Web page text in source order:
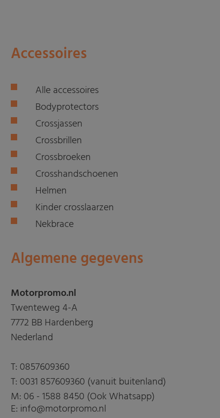
Accessoires
Alle accessoires
Bodyprotectors
Crossjassen
Crossbrillen
Crossbroeken
Crosshandschoenen
Helmen
Kinder crosslaarzen
Nekbrace
Algemene gegevens
Motorpromo.nl
Twenteweg 4-A
7772 BB Hardenberg
Nederland
T: 0857609360
T: 0031 857609360 (vanuit buitenland)
M: 06 - 1588 8450 (Ook Whatsapp)
E: info@motorpromo.nl